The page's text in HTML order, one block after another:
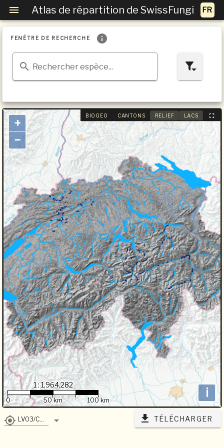
Atlas de répartition de SwissFungi
FENÊTRE DE RECHERCHE
Rechercher espèce...
BIOGEO CANTONS RELIEF LACS
+
−
i
1 : 1,964,282
0 50 km 100 km
LV03/CH1903 TÉLÉCHARGER